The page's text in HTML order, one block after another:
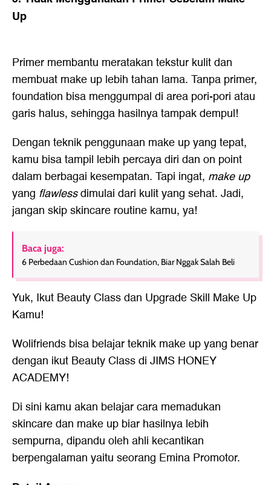
Up
Primer membantu meratakan tekstur kulit dan
membuat make up lebih tahan lama. Tanpa primer,
foundation bisa menggumpal di area pori-pori atau
garis halus, sehingga hasilnya tampak dempul!
Dengan teknik penggunaan make up yang tepat,
kamu bisa tampil lebih percaya diri dan on point
dalam berbagai kesempatan. Tapi ingat, make up
yang flawlessdimulai dari kulit yang sehat. Jadi,
jangan skip skincare routine kamu, ya!
Baca juga:
6 Perbedaan Cushion dan Foundation, Biar Nggak Salah Beli
Yuk, Ikut Beauty Class dan Upgrade Skill Make Up
Kamu!
Wolifriends bisa belajar teknik make up yang benar
dengan ikut Beauty Class di JIMS HONEY
ACADEMY!
Di sini kamu akan belajar cara memadukan
skincare dan make up biar hasilnya lebih
sempurna, dipandu oleh ahli kecantikan
berpengalaman yaitu seorang Emina Promotor.